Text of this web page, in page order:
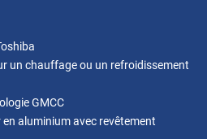
un chauffage ou un refroidissement
GMCC
aluminium avec revêtement